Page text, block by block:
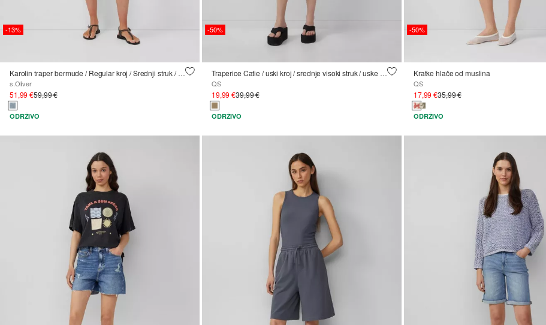
-13%
Karolin traper bermude / Regular kroj / Srednji struk / Remen za vezanje
s.Oliver
51,99 €59,99 €
ODRŽIVO
-50%
Traperice Catie / uski kroj / srednje visoki struk / uske nogavice / kapri duljina
QS
19,99 €39,99 €
ODRŽIVO
-50%
Kratke hlače od muslina
QS
17,99 €35,99 €
ODRŽIVO